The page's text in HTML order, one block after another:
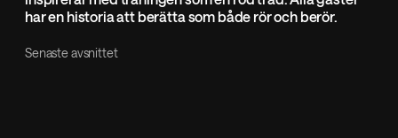
har en historia att berätta som både rör och berör.
Senaste avsnittet